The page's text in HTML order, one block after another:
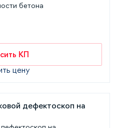
бетона
КП
цену